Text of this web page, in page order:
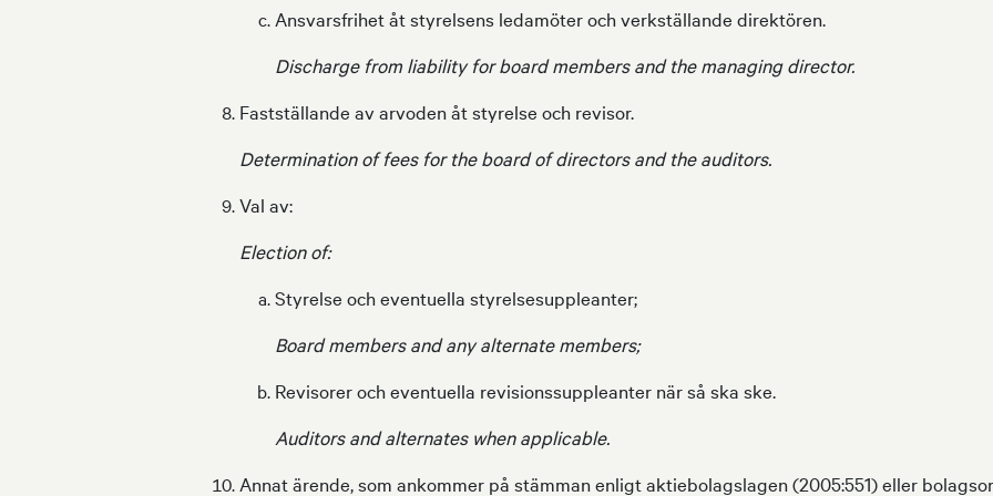
Ansvarsfrihet åt styrelsens ledamöter och verkställande direktören.
Discharge from liability for board members and the managing director.
Fastställande av arvoden åt styrelse och revisor.
Determination of fees for the board of directors and the auditors.
Val av:
Election of:
Styrelse och eventuella styrelsesuppleanter;
Board members and any alternate members;
Revisorer och eventuella revisionssuppleanter när så ska ske.
Auditors and alternates when applicable.
Annat ärende, som ankommer på stämman enligt aktiebolagslagen (2005:551) eller